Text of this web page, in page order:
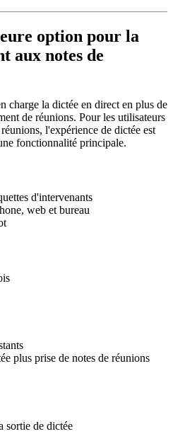
option pour la
aux notes de
charge la dictée en direct en plus de
de réunions. Pour les utilisateurs
l'expérience de dictée est
fonctionnalité principale.
d'intervenants
web et bureau
plus prise de notes de réunions
sortie de dictée